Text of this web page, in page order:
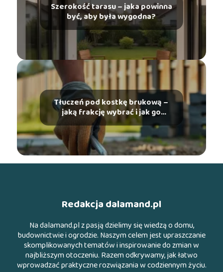
Szerokość tarasu – jaka powinna
być, aby była wygodna?
Tłuczeń pod kostkę brukową –
jaką frakcję wybrać i jak go
ułożyć?
Redakcja dalamand.pl
Na dalamand.pl z pasją dzielimy się wiedzą o domu,
budownictwie i ogrodzie. Naszym celem jest upraszczanie
skomplikowanych tematów i inspirowanie do zmian w
najbliższym otoczeniu. Razem odkrywamy, jak łatwo
wprowadzać praktyczne rozwiązania w codziennym życiu.